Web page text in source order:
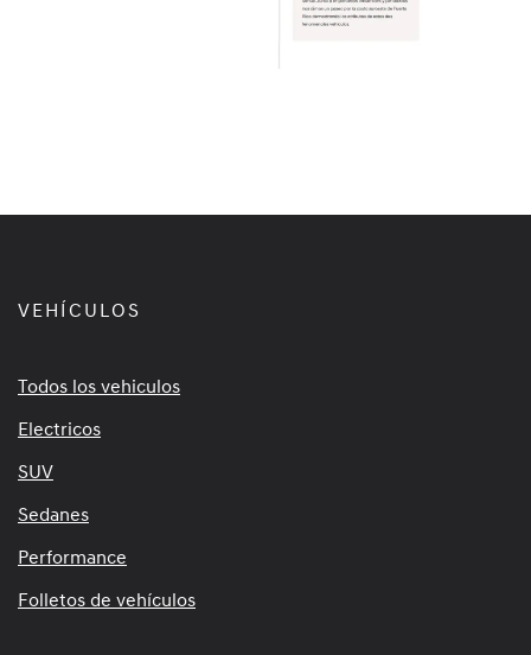
VEHÍCULOS
Todos los vehiculos
Electricos
SUV
Sedanes
Performance
Folletos de vehículos